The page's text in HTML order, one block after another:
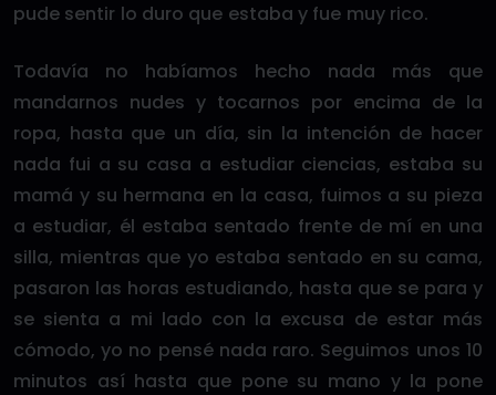
pude sentir lo duro que estaba y fue muy rico.
Todavía no habíamos hecho nada más que
mandarnos nudes y tocarnos por encima de la
ropa, hasta que un día, sin la intención de hacer
nada fui a su casa a estudiar ciencias, estaba su
mamá y su hermana en la casa, fuimos a su pieza
a estudiar, él estaba sentado frente de mí en una
silla, mientras que yo estaba sentado en su cama,
pasaron las horas estudiando, hasta que se para y
se sienta a mi lado con la excusa de estar más
cómodo, yo no pensé nada raro. Seguimos unos 10
minutos así hasta que pone su mano y la pone